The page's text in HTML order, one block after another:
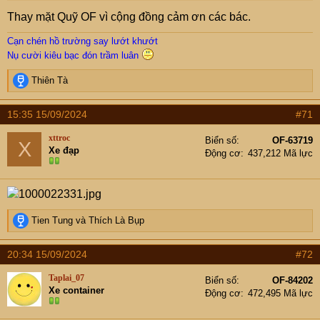
Thay mặt Quỹ OF vì cộng đồng cảm ơn các bác.
Cạn chén hồ trường say lướt khướt
Nụ cười kiêu bạc đón trầm luân
R
e
a
c
t
o
n
s
:
Thiên Tà
15:35 15/09/2024 #71
X xttroc
Xe đạp
Biển số
OF-63719
Động cơ
437,212 Mã lực
R
e
a
c
t
i
o
n
Tien Tung và Thích Là Bụp
20:34 15/09/2024 #72
Taplai_07
Xe container
Biển số
OF-84202
Động cơ
472,495 Mã lực